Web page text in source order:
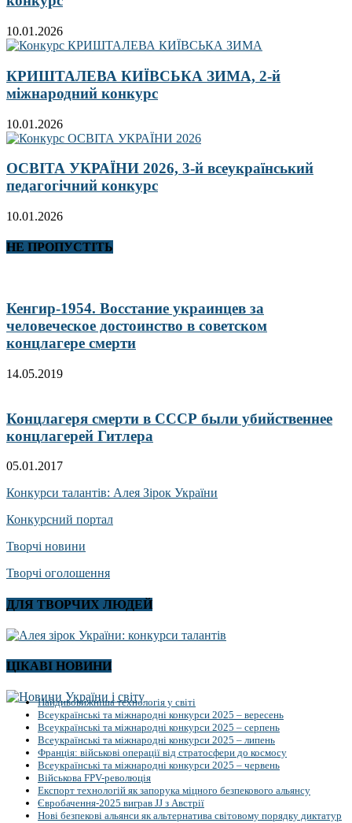
10.01.2026
КРИШТАЛЕВА КИЇВСЬКА ЗИМА, 2-й
міжнародний конкурс
10.01.2026
ОСВІТА УКРАЇНИ 2026, 3-й всеукраїнський
педагогічний конкурс
10.01.2026
НЕ ПРОПУСТІТЬ
Кенгир-1954. Восстание украинцев за
человеческое достоинство в советском
концлагере смерти
14.05.2019
Концлагеря смерти в СССР были убийственнее
концлагерей Гитлера
05.01.2017
Конкурси талантів: Алея Зірок України
Конкурсний портал
Творчі новини
Творчі оголошення
ДЛЯ ТВОРЧИХ ЛЮДЕЙ
ЦІКАВІ НОВИНИ
Найдивовижніша технологія у світі
Всеукраїнські та міжнародні конкурси 2025 – вересень
Всеукраїнські та міжнародні конкурси 2025 – серпень
Всеукраїнські та міжнародні конкурси 2025 – липень
Франція: військові операції від стратосфери до космосу
Всеукраїнські та міжнародні конкурси 2025 – червень
Військова FPV-революція
Експорт технологій як запорука міцного безпекового альянсу
Євробачення-2025 виграв JJ з Австрії
Нові безпекові альянси як альтернатива світовому порядку диктатур